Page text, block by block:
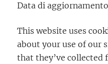
Data di
This website uses
about your use of our
that they’ve collected